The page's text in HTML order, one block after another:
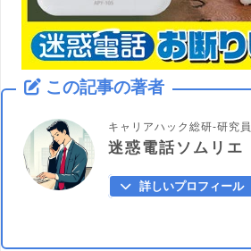
この記事の著者
キャリアハック総研-研究員
迷惑電話ソムリエ
詳しいプロフィール